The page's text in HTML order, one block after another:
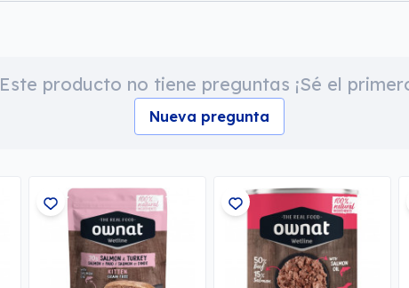
Este producto no tiene preguntas ¡Sé el
Nueva pregunta